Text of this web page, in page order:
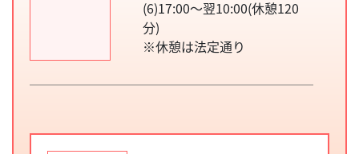
(6)17:00～翌10:00(休憩120
分)
※休憩は法定通り